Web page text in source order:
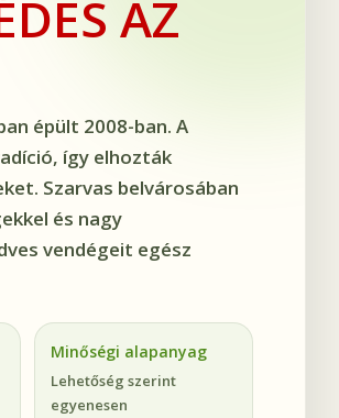
AZ
épült 2008-ban. A
így elhozták
Szarvas belvárosában
és nagy
vendégeit egész
Minőségi alapanyag
Lehetőség szerint
egyenesen